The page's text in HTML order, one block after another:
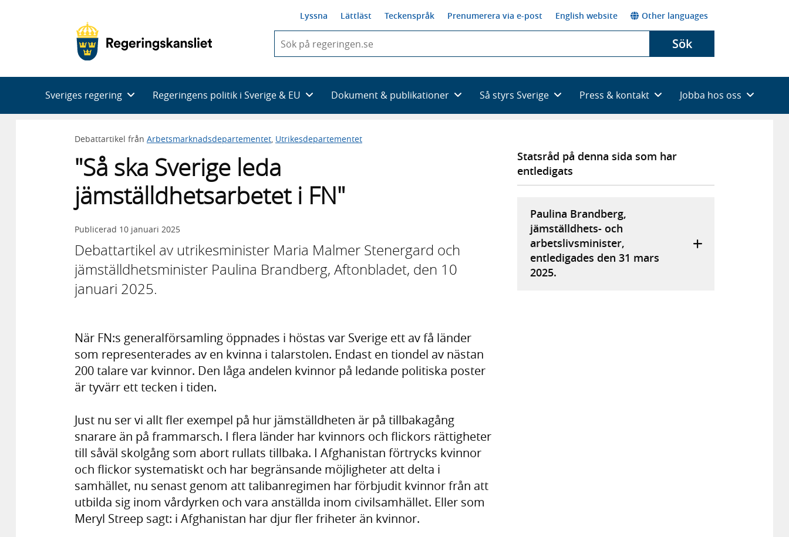
Lyssna Lättläst Teckenspråk Prenumerera via e-post English website Other languages
du
skriva
framträder
en
med
Sök
Sveriges regering Regeringens politik i Sverige & EU Dokument & publikationer Så styrs Sverige Press & kontakt Jobba hos oss
Debattartikel från Arbetsmarknadsdepartementet Utrikesdepartementet
"Så ska Sverige leda
jämställdhetsarbetet i FN"
Publicerad 10 januari 2025
Debattartikel av utrikesminister Maria Malmer Stenergard och
jämställdhetsminister Paulina Brandberg, Aftonbladet, den 10
januari 2025.
När FN:s generalförsamling öppnades i höstas var Sverige ett av få länder
som representerades av en kvinna i talarstolen. Endast en tiondel av nästan
200 talare var kvinnor. Den låga andelen kvinnor på ledande politiska poster
är tyvärr ett tecken i tiden.
Just nu ser vi allt fler exempel på hur jämställdheten är på tillbakagång
snarare än på frammarsch. I flera länder har kvinnors och flickors rättigheter
till såväl skolgång som abort rullats tillbaka. I Afghanistan förtrycks kvinnor
och flickor systematiskt och har begränsande möjligheter att delta i
samhället, nu senast genom att talibanregimen har förbjudit kvinnor från att
utbilda sig inom vårdyrken och vara anställda inom civilsamhället. Eller som
Meryl Streep sagt: i Afghanistan har djur fler friheter än kvinnor.
Statsråd på denna sida som har
entledigats
Paulina Brandberg,
jämställdhets- och
arbetslivsminister,
entledigades den 31 mars
2025.